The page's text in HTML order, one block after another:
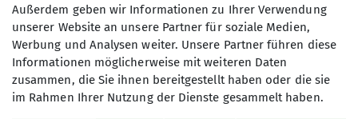
Neben dem Gipfel blühte ein ganzes Büschel
Edelweiß, das ich dort noch nie gesehen hatte.
Über den Klammspitzgrat in stetigem Auf und Ab,
und ein paar versicherten Stellen, führte uns der
Weg auf den langen Grasrücken des Feigenkopfs.
Für viele das schönste Stück des Weges. An der
Außerdem geben wir Informationen zu Ihrer Verwendung
unserer Website an unsere Partner für soziale Medien,
Werbung und Analysen weiter. Unsere Partner führen diese
Informationen möglicherweise mit weiteren Daten
zusammen, die Sie ihnen bereitgestellt haben oder die sie
im Rahmen Ihrer Nutzung der Dienste gesammelt haben.